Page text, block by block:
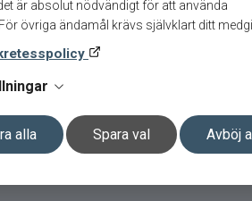
är absolut nödvändigt för att använda
övriga ändamål krävs självklart ditt
alla Spara val Avböj
hög finish
85 kr